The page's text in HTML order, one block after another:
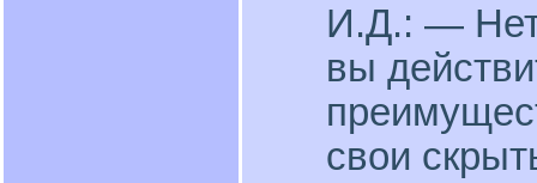
И.Д.: — Нет,
вы
свои